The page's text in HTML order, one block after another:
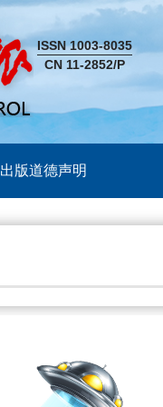
ISSN 1003-8035
CN 11-2852/P
出版道德声明